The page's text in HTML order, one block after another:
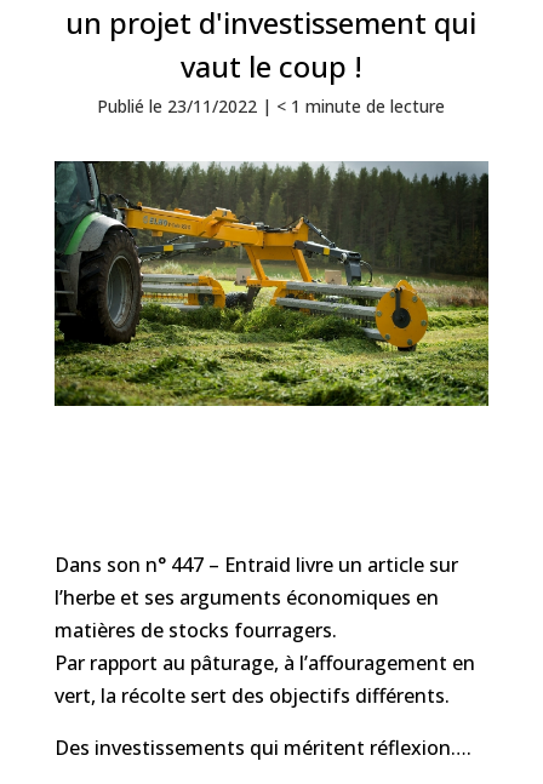
un projet d'investissement qui
vaut le coup !
Publié le 23/11/2022 | < 1 minute de lecture
Dans son n° 447 – Entraid livre un article sur
l’herbe et ses arguments économiques en
matières de stocks fourragers.
Par rapport au pâturage, à l’affouragement en
vert, la récolte sert des objectifs différents.
Des investissements qui méritent réflexion….